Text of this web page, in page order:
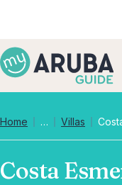
Home … Collapsed
Villas
Costa